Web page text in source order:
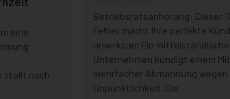
eine
stellt nach
Betriebsratsanhörung: Dieser
Fehler macht Ihre perfekte
unwirksam Ein
Unternehmen kündigt einem
mehrfacher Abmahnung wegen
Unpünktlichkeit. Die